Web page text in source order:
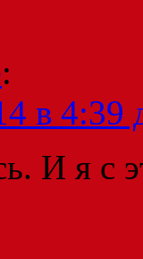
:
в 4:39
И я с